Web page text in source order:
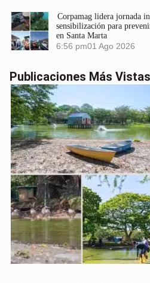
Corpamag lidera jornada
sensibilización para
en Santa Marta
6:56 pm01 Ago 2026
Publicaciones Más Vistas